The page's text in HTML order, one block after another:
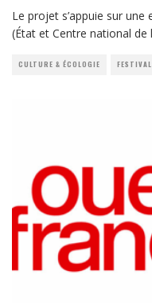
Le projet s’appuie sur une
(État et Centre national
CULTURE & ÉCOLOGIE